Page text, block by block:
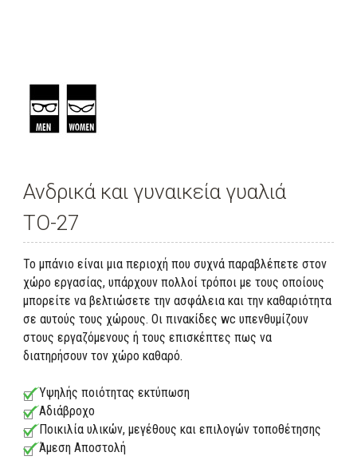
Ανδρικά και γυναικεία γυαλιά
TO-27
To μπάνιo είναι μια περιοχή που συχνά παραβλέπετε στον
χώρο εργασίας, υπάρχουν πολλοί τρόποι με τους οποίους
μπορείτε να βελτιώσετε την ασφάλεια και την καθαριότητα
σε αυτούς τους χώρους. Οι πινακίδες wc υπενθυμίζουν
στους εργαζόμενους ή τους επισκέπτες πως να
διατηρήσουν τον χώρο καθαρό.
Υψηλής ποιότητας εκτύπωση
Αδιάβροχο
Ποικιλία υλικών, μεγέθους και επιλογών τοποθέτησης
Άμεση Αποστολή